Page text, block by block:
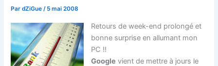
PardZiGue/ 5 mai 2008
Retours de week-end prolongé et
bonne surprise en allumant mon
PC !!
Google vient de mettre à jours le